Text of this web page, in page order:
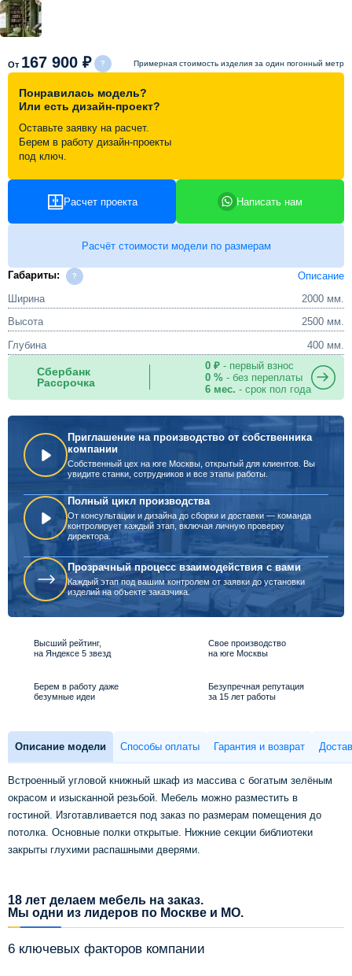
От 167 900 ₽ Примерная стоимость изделия за один погонный метр
Понравилась модель?
Или есть дизайн-проект?
Оставьте заявку на расчет.
Берем в работу дизайн-проекты
под ключ.
Расчет проекта Написать нам
Расчёт стоимости модели по размерам
Габариты:
Описание
Ширина
2000 мм.
Высота
2500 мм.
Глубина
400 мм.
Сбербанк
Рассрочка
0 ₽- первый взнос
0 %- без переплаты
6 мес. - срок пол года
Приглашение на производство от собственника
компании
Собственный цех на юге Москвы, открытый для клиентов. Вы
увидите станки, сотрудников и все этапы работы.
Полный цикл производства
От консультации и дизайна до сборки и доставки — команда
контролирует каждый этап, включая личную проверку
директора.
Прозрачный процесс взаимодействия с вами
Каждый этап под вашим контролем от заявки до установки
изделий на объекте заказчика.
Высший рейтинг,
на Яндексе 5 звезд
Свое производство
на юге Москвы
Берем в работу даже
безумные идеи
Безупречная репутация
за 15 лет работы
Описание модели Способы оплаты Гарантия и возврат
Встроенный угловой книжный шкаф из массива с богатым зелёным
окрасом и изысканной резьбой. Мебель можно разместить в
гостиной. Изготавливается под заказ по размерам помещения до
потолка. Основные полки открытые. Нижние секции библиотеки
закрыты глухими распашными дверями.
18 лет делаем мебель на заказ.
Мы одни из лидеров по Москве и МО.
6 ключевых факторов компании